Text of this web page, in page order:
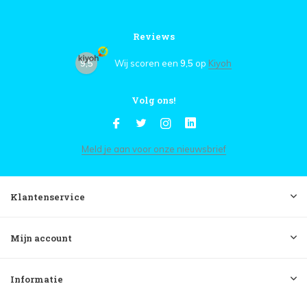
Reviews
9,5 Wij scoren een 9,5 op Kiyoh
Volg ons!
Meld je aan voor onze nieuwsbrief
Klantenservice
Mijn account
Informatie